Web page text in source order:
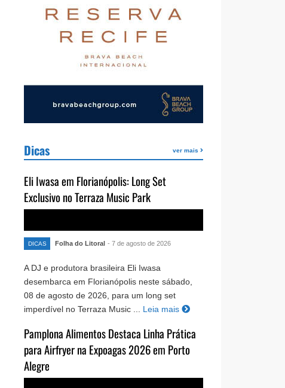
Dicas ver mais
Eli Iwasa em Florianópolis: Long Set
Exclusivo no Terraza Music Park
DICAS Folha do Litoral - 7 de agosto de 2026
A DJ e produtora brasileira Eli Iwasa
desembarca em Florianópolis neste sábado,
08 de agosto de 2026, para um long set
imperdível no Terraza Music ...
Leia mais
Pamplona Alimentos Destaca Linha Prática
para Airfryer na Expoagas 2026 em Porto
Alegre